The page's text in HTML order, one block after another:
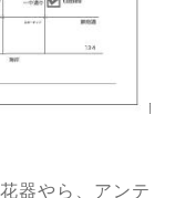
器やら、アンテ